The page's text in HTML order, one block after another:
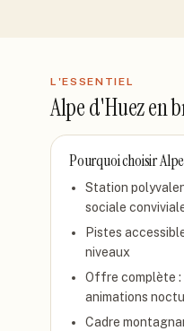
L'ESSENTIEL
Alpe d'Huezen
Pourquoi choisir
Station
sociale
Pistes
niveaux
Offre complète :
animations
Cadre